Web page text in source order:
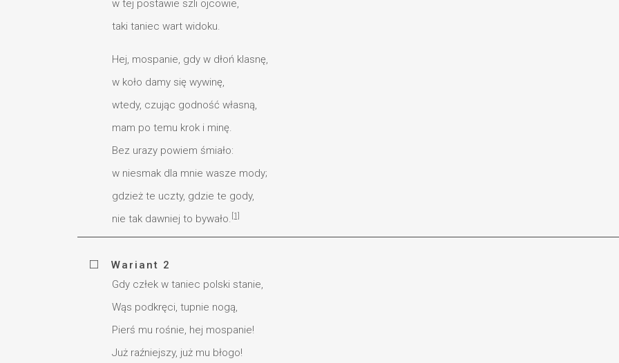
w tej postawie szli ojcowie,
taki taniec wart widoku.
Hej, mospanie, gdy w dłoń klasnę,
w koło damy się wywinę,
wtedy, czując godność własną,
mam po temu krok i minę.
Bez urazy powiem śmiało:
w niesmak dla mnie wasze mody;
gdzież te uczty, gdzie te gody,
nie tak dawniej to bywało. [1]
Wariant 2
Gdy człek w taniec polski stanie,
Wąs podkręci, tupnie nogą,
Pierś mu rośnie, hej mospanie!
Już raźniejszy, już mu błogo!